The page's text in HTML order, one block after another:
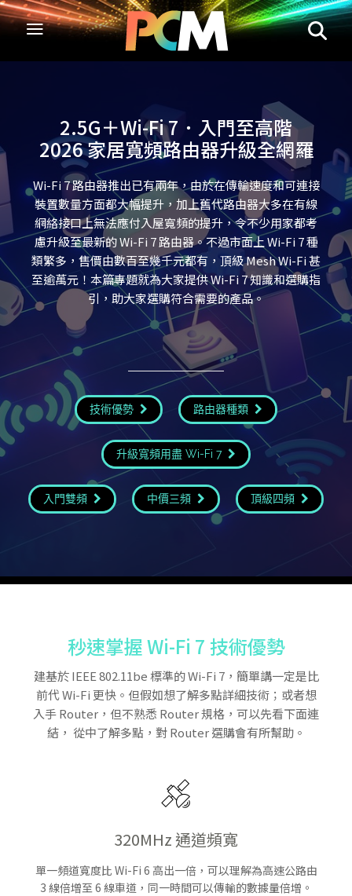
2.5G＋Wi-Fi 7．入門至高階
2026 家居寬頻路由器升級全網羅
Wi-Fi 7 路由器推出已有兩年，由於在傳輸速度和可連接
裝置數量方面都大幅提升，加上舊代路由器大多在有線
網絡接口上無法應付入屋寬頻的提升，令不少用家都考
慮升級至最新的 Wi-Fi 7 路由器。不過市面上 Wi-Fi 7 種
類繁多，售價由數百至幾千元都有，頂級 Mesh Wi-Fi 甚
至逾萬元！本篇專題就為大家提供 Wi-Fi 7 知識和選購指
引，助大家選購符合需要的產品。
技術優勢 路由器種類
升級寬頻用盡 Wi-Fi 7
入門雙頻 中價三頻 頂級四頻
秒速掌握 Wi-Fi 7 技術優勢
建基於 IEEE 802.11be 標準的 Wi-Fi 7，簡單講一定是比
前代 Wi-Fi 更快。但假如想了解多點詳細技術；或者想
入手 Router，但不熟悉 Router 規格，可以先看下面連
結， 從中了解多點，對 Router 選購會有所幫助。
320MHz 通道頻寬
單一頻道寬度比 Wi-Fi 6 高出一倍，可以理解為高速公路由
3 線倍增至 6 線車道，同一時間可以傳輸的數據量倍增。